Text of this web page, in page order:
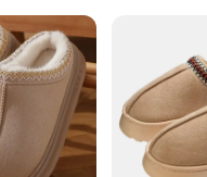
purchases, offering a high-
choice. Their sets are
and functional calzature